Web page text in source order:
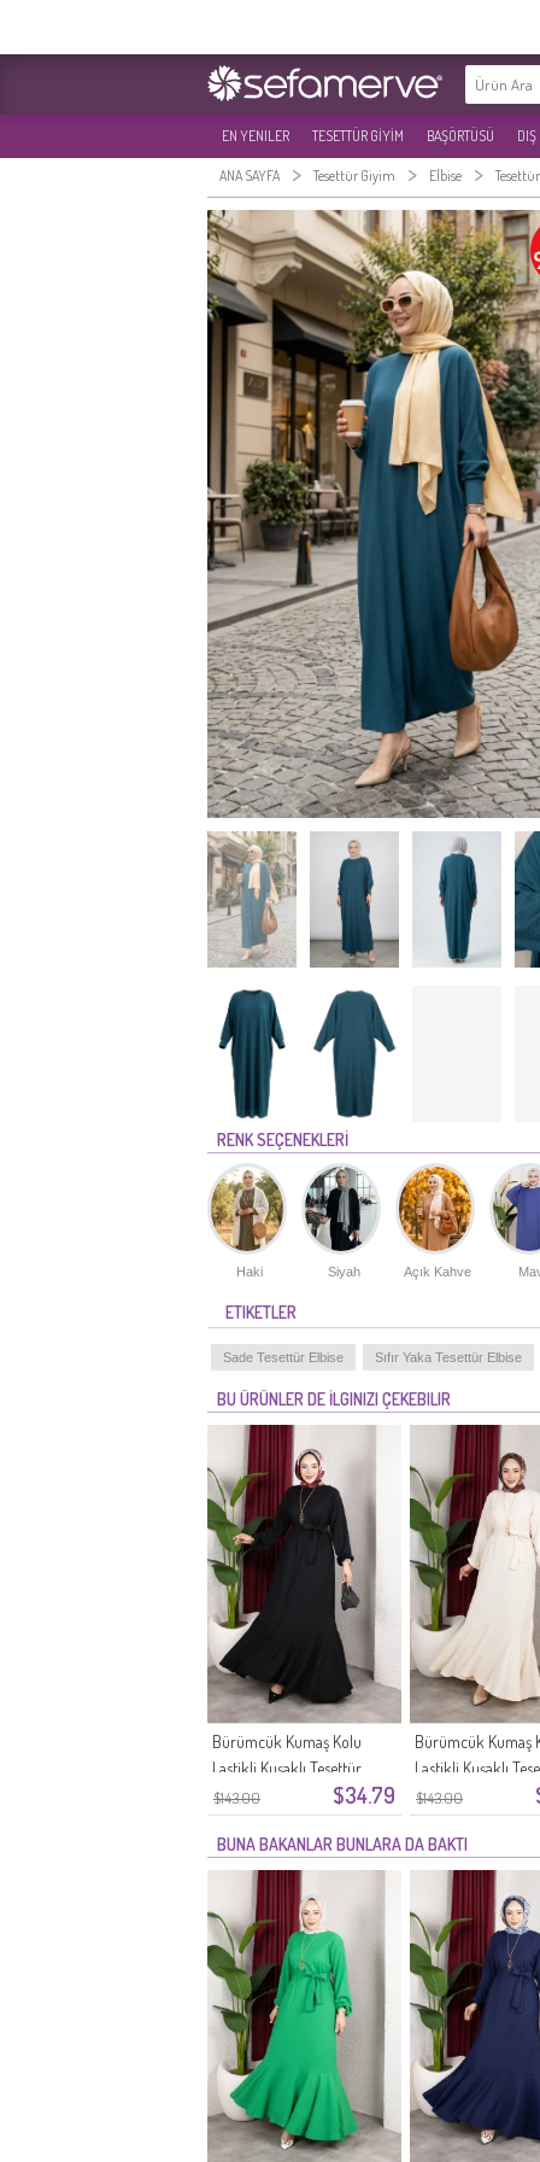
EN YENILER TESETTÜR GİYİM BAŞÖRTÜSÜ DIŞ
ANA SAYFA > Tesettür Giyim > Elbise >
RENK SEÇENEKLERİ
Haki Siyah Açık Kahve
ETIKETLER
Sade Tesettür Elbise Sıfır Yaka Tesettür Elbise
BU ÜRÜNLER DE İLGINIZI ÇEKEBILIR
$143.00 $34.79
Bürümcük Kumaş Kolu
Lastikli Kuşaklı Tesettür
Elbise 0911-11 Siyah
$143.00
Bürümcük Kumaş
Lastikli Kuşaklı
Elbise 0911-10 Ekru
BUNA BAKANLAR BUNLARA DA BAKTI